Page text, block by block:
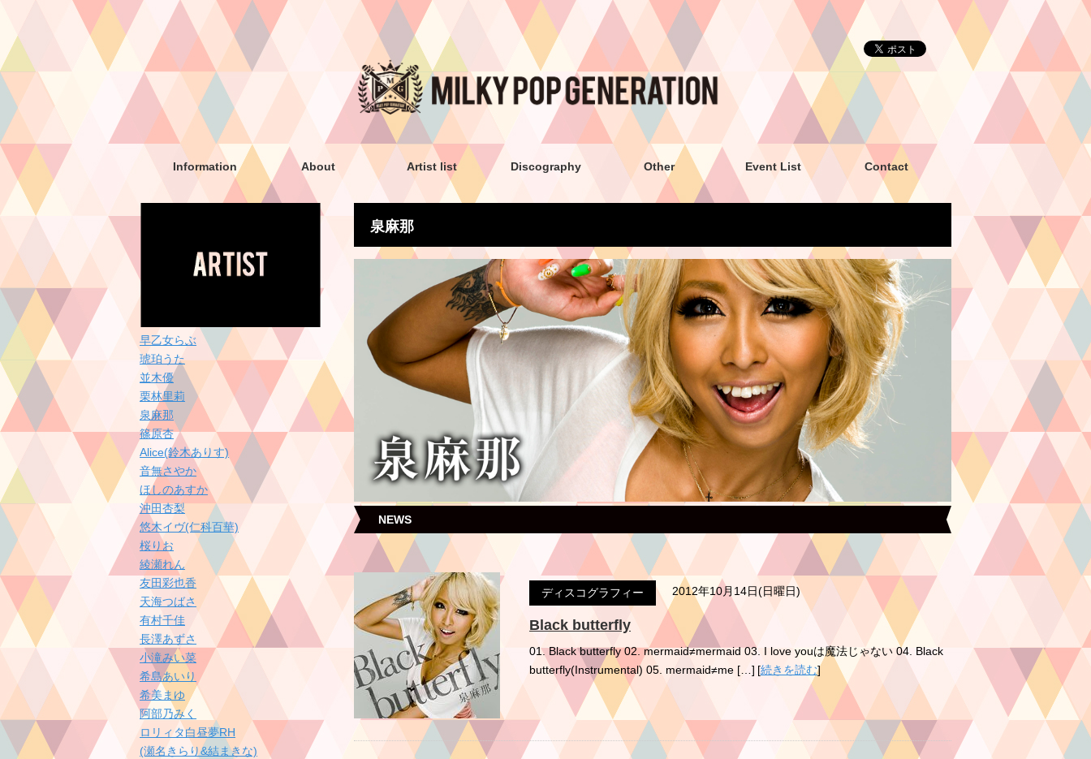
Information About Artist list Discography Other Event List Contact
泉麻那
NEWS
ディスコグラフィー 2012年10月14日(日曜日)
Black butterfly
01. Black butterfly 02. mermaid≠mermaid 03. I love youは魔法じゃない 04. Black
butterfly(Instrumental) 05. mermaid≠me […] [続きを読む]
早乙女らぶ
琥珀うた
並木優
栗林里莉
泉麻那
篠原杏
Alice(鈴木ありす)
音無さやか
ほしのあすか
沖田杏梨
悠木イヴ(仁科百華)
桜りお
綾瀬れん
友田彩也香
天海つばさ
有村千佳
長澤あずさ
小滝みい菜
希島あいり
希美まゆ
阿部乃みく
ロリィタ白昼夢RH
(瀬名きらり&結まきな)